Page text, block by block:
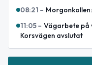
08:21 –
11:05 – Vägarbete på
Korsvägen avslutat